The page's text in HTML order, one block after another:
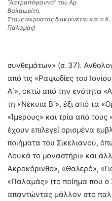
“Αστραπόγιαννο” του Αρ.
Βαλαωρίτη.
Στους ακροατάς διακρίνεται και ο Κ.
Παλαμάς!
συνθεμάτων» (σ. 37).
από τις «Ραψωδίες του
Α΄», οκτώ από την ενότητα
τη «Νέκυια Β΄», έξι από τα
«Ίμερους» και τρία από τους
έχουν επιλεγεί ορισμένα
ποιήματα του Σικελιανού,
Λουκά το μοναστήρι» και
Ακροκόρινθο», «Θαλερό»,
«Παλαμάς» (το ποίημα που ο
απαντώντας μάλλον στο